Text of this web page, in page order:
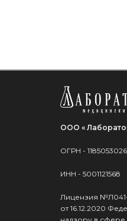
ООО «
ОГРН -
ИНН - 5001121568
Лицензия №Л041-
от 16.12.2020